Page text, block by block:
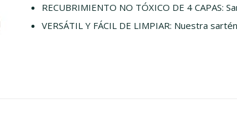
RECUBRIMIENTO NO TÓXICO DE 4 CAPAS:
VERSÁTIL Y FÁCIL DE LIMPIAR: Nuestra